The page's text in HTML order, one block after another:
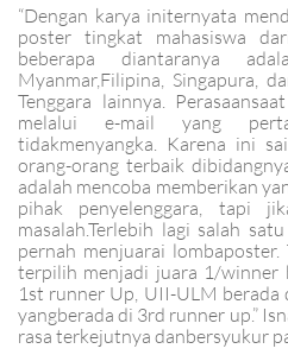
“Dengan karya initernyata
poster tingkat mahasiswa
beberapa diantaranya
Myanmar,Filipina, Singapura,
Tenggara lainnya.
melalui e-mail yang
tidakmenyangka. Karena ini
orang-orang terbaik
adalah mencoba memberikan
pihak penyelenggara, tapi
masalah.Terlebih lagi salah
pernah menjuarai
terpilih menjadi juara 1/winner
1st runner Up, UII-ULM
yangberada di 3rd runner up.”
rasa terkejutnya danbersyukur